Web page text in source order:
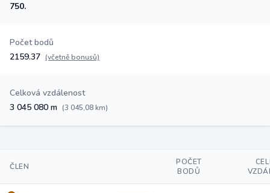
750.
Počet bodů
2159.37 (včetně bonusů)
Celková vzdálenost
3 045 080 m (3 045,08 km)
ČLEN
POČET
BODŮ